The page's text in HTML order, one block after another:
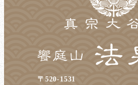
〒520-1531